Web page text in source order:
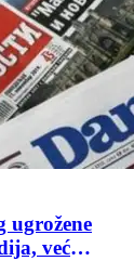
ugrožene
već